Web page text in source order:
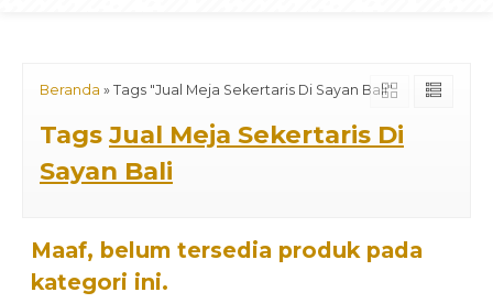
Beranda » Tags "Jual Meja Sekertaris Di Sayan Bali"
Tags Jual Meja Sekertaris Di
Sayan Bali
Maaf, belum tersedia produk pada
kategori ini.